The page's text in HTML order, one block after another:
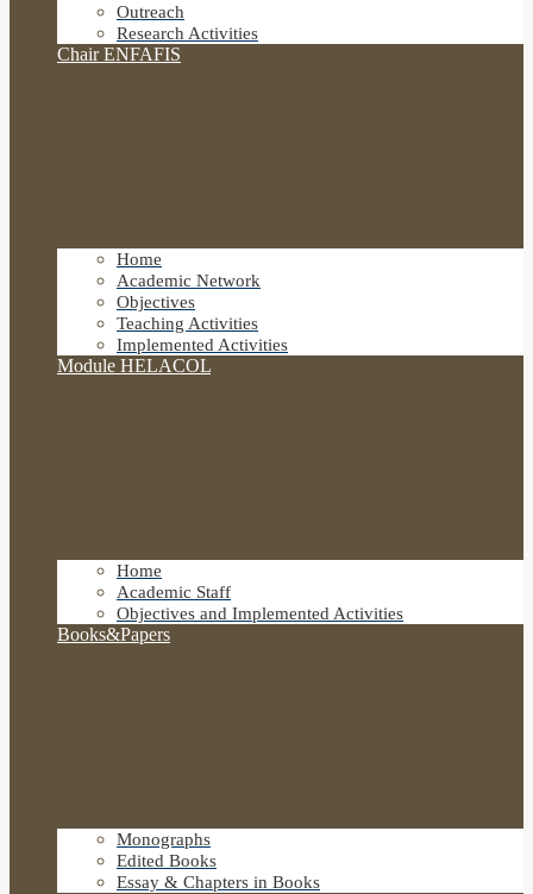
Outreach
Research Activities
Chair ENFAFIS
Home
Academic Network
Objectives
Teaching Activities
Implemented Activities
Module HELACOL
Home
Academic Staff
Objectives and Implemented Activities
Books&Papers
Monographs
Edited Books
Essay & Chapters in Books